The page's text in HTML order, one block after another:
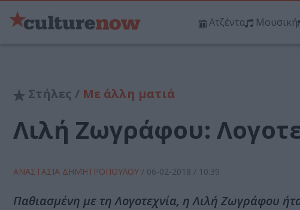
Ατζέντα Μουσική
Στήλες / Με άλλη ματιά
Λιλή Ζωγράφου:
ΑΝΑΣΤΑΣΙΑ ΔΗΜΗΤΡΟΠΟΥΛΟΥ / 06-02-2018 / 10:39
Παθιασμένη με τη Λογοτεχνία, η Λιλή Ζωγράφου